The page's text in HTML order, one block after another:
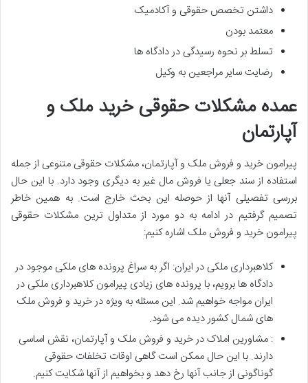
داشتن تخصص حقوقی و آکادمیک
معتمد بودن
تسلط بر نحوه رسیدگی در دادگاه ها
رضایت سایر مراجعین به وکیل
عمده مشکلات حقوقی خرید ملک و
آپارتمان
پیرامون خرید و فروش ملک و آپارتمان، مشکلات حقوقی متنوعی از جمله
استفاده از سند جعلی یا فروش مال غیر به دیگری وجود دارد. با این حال
بررسی تفصیلی آنها از حوصله این بحث خارج است. به همین خاطر
تصمیم گرفتیم در ادامه به دو مورد از متداول ترین مشکلات حقوقی
پیرامون خرید و فروش ملک اشاره کنیم:
کلاهبرداری ملکی در ایران: اگر به سراغ پرونده های ملکی موجود در
دادگاه ها برویم، با پرونده های زیادی پیرامون کلاهبرداری ملکی در
ایران مواجه خواهیم شد. این مسئله به ویژه در خرید و فروش ملک
های شمال کشور دیده می شود.
: مشاورین املاک در خرید و فروش ملک و آپارتمان، نقش اساسی
دارند. با این حال ممکن است گاهی اوقات تخلفات حقوقی
گوناگونی از جانب آنها رخ دهد و بخواهیم از آنها شکایت کنیم.